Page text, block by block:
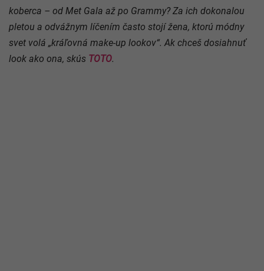
koberca – od Met Gala až po Grammy? Za ich dokonalou
pletou a odvážnym líčením často stojí žena, ktorú módny
svet volá „kráľovná make-up lookov“. Ak chceš dosiahnuť
look ako ona, skús TOTO.